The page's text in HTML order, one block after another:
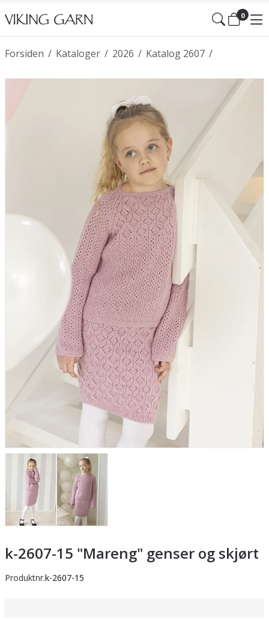
0
/
Forsiden /
Kataloger /
2026 /
Katalog 2607
k-2607-15 "Mareng" genser og skjørt
Produktnr.k-2607-15